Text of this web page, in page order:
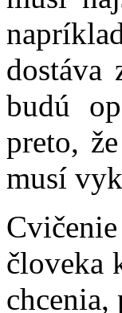
dostáva
budú
preto,
musí
človeka